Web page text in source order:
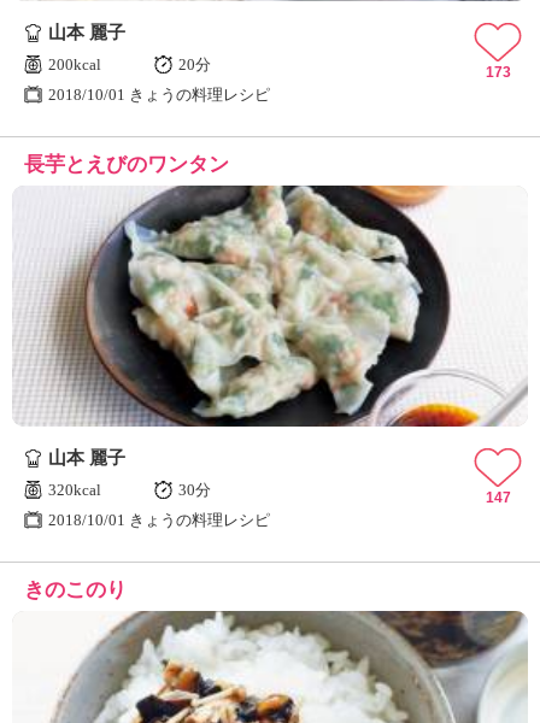
山本 麗子
200kcal
20分
2018/10/01 きょうの料理レシピ
173
長芋とえびのワンタン
山本 麗子
320kcal
30分
2018/10/01 きょうの料理レシピ
147
きのこのり